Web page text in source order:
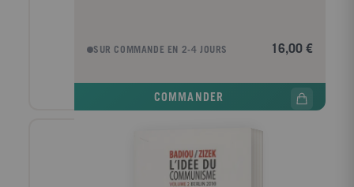
SUR COMMANDE EN 2-4 JOURS 16,00 €
COMMANDER